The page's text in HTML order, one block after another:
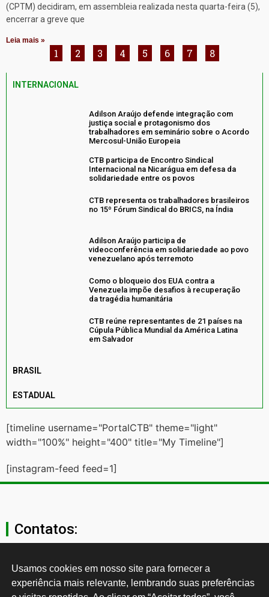
(CPTM) decidiram, em assembleia realizada nesta quarta-feira (5),
encerrar a greve que
Leia mais »
1 2 3 4 5 6 7 8
INTERNACIONAL
Adilson Araújo defende integração com
justiça social e protagonismo dos
trabalhadores em seminário sobre o Acordo
Mercosul-União Europeia
CTB participa de Encontro Sindical
Internacional na Nicarágua em defesa da
solidariedade entre os povos
CTB representa os trabalhadores brasileiros
no 15º Fórum Sindical do BRICS, na Índia
Adilson Araújo participa de
videoconferência em solidariedade ao povo
venezuelano após terremoto
Como o bloqueio dos EUA contra a
Venezuela impõe desafios à recuperação
da tragédia humanitária
CTB reúne representantes de 21 países na
Cúpula Pública Mundial da América Latina
em Salvador
BRASIL
ESTADUAL
[timeline username="PortalCTB" theme="light"
width="100%" height="400" title="My Timeline"]
[instagram-feed feed=1]
Contatos:
secgeral@ctb.org.br
11 3874-0040
Usamos cookies em nosso site para fornecer a
experiência mais relevante, lembrando suas preferências